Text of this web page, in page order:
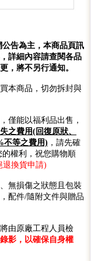
告為主，本商品頁訊
詳細內容請查閱各品
，將不另行通知。
本商品，切勿拆封與
僅能以福利品出售，
之費用(回復原狀、
不等之費用) ，請先確
權利，祝您購物順
退換貨申請)
無損傷之狀態且包裝
配件/隨附文件與贈品
由原廠工程人員檢
影，以確保自身權